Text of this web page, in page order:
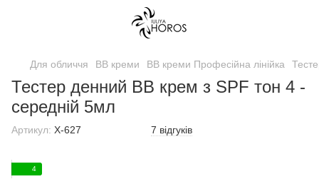
Для обличчя ВВ креми ВВ креми Професійна лінійка
Тестер денний ВВ крем з SPF тон 4 -
середній 5мл
Артикул: Х-627 7 відгуків
4